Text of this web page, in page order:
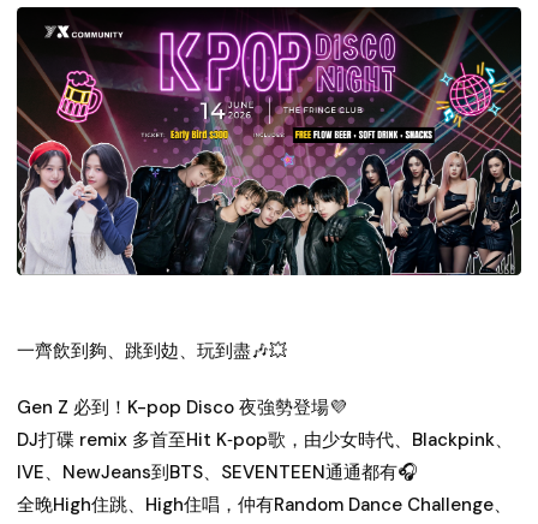
一齊飲到夠、跳到攰、玩到盡🎶💥
Gen Z 必到！K-pop Disco 夜強勢登場💜
DJ打碟 remix 多首至Hit K‑pop歌，由少女時代、Blackpink、
IVE、NewJeans到BTS、SEVENTEEN通通都有🎧
全晚High住跳、High住唱，仲有Random Dance Challenge、